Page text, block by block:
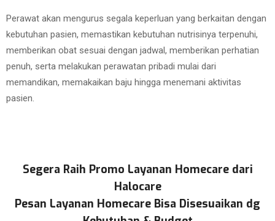
Perawat akan mengurus segala keperluan yang berkaitan dengan
kebutuhan pasien, memastikan kebutuhan nutrisinya terpenuhi,
memberikan obat sesuai dengan jadwal, memberikan perhatian
penuh, serta melakukan perawatan pribadi mulai dari
memandikan, memakaikan baju hingga menemani aktivitas
pasien.
Segera Raih Promo Layanan Homecare dari
Halocare
Pesan Layanan Homecare Bisa Disesuaikan dg